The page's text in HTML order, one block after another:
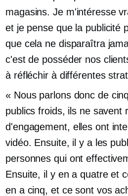
magasins. Je m'intéresse
et je pense que la publicité
que cela ne disparaîtra
c'est de posséder nos
à réfléchir à différentes
« Nous parlons donc de
publics froids, ils ne savent
d'engagement, elles ont
vidéo. Ensuite, il y a les
personnes qui ont
Ensuite, il y en a quatre et
en a cinq, et ce sont vos